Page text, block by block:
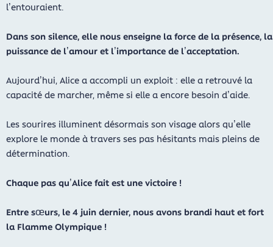
l’entouraient.
Dans son silence, elle nous enseigne la force de la présence, la
puissance de l’amour et l’importance de l’acceptation.
Aujourd’hui, Alice a accompli un exploit : elle a retrouvé la
capacité de marcher, même si elle a encore besoin d’aide.
Les sourires illuminent désormais son visage alors qu’elle
explore le monde à travers ses pas hésitants mais pleins de
détermination.
Chaque pas qu’Alice fait est une victoire !
Entre sœurs, le 4 juin dernier, nous avons brandi haut et fort
la Flamme Olympique !